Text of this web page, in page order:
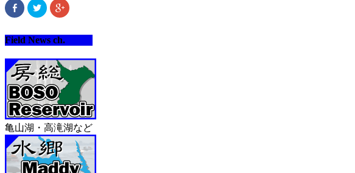
Facebook
で
(新
し
ウ
ィ
ン
ド
ウ
で
開
き
ま
す)
ク
リ
し
て
で
共
有
(新
し
い
ウ
ィ
ン
ド
ウ
で
開
き
ま
す)
ク
リ
し
て
で
共
有
(新
し
ィ
ン
ド
ウ
で
ま
す)
Field News ch.
亀山湖・高滝湖など